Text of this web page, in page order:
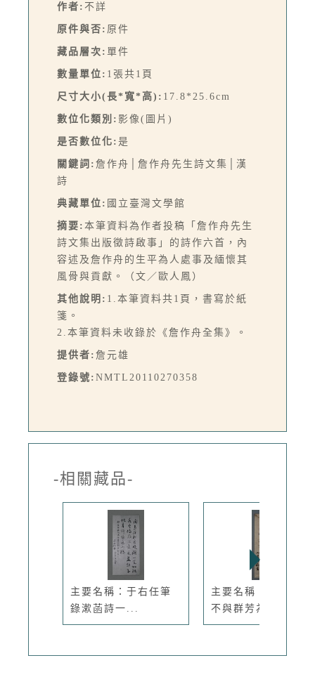
作者: 不詳
原件與否: 原件
藏品層次: 單件
數量單位: 1張共1頁
尺寸大小(長*寬*高): 17.8*25.6cm
數位化類別: 影像(圖片)
是否數位化: 是
關鍵詞: 詹作舟│詹作舟先生詩文集│漢
詩
典藏單位: 國立臺灣文學館
摘要: 本筆資料為作者投稿「詹作舟先生
詩文集出版徵詩啟事」的詩作六首，內
容述及詹作舟的生平為人處事及緬懷其
風骨與貢獻。（文／歐人鳳）
其他說明: 1.本筆資料共1頁，書寫於紙
箋。
2.本筆資料未收錄於《詹作舟全集》。
提供者: 詹元雄
登錄號: NMTL20110270358
-相關藏品-
主要名稱：于右任筆
錄漱菡詩一...
主要名稱：無題名：
不與群芳為...